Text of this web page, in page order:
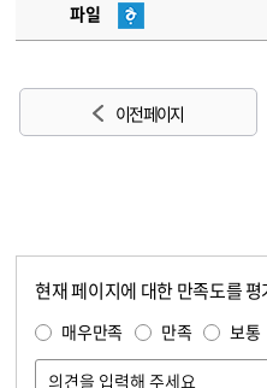
파일
이전 페이지
현재 페이지에 대한 만족도를
매우만족 만족 보통